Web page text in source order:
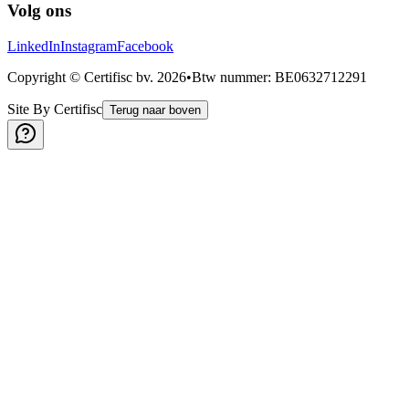
Volg ons
LinkedInInstagramFacebook
Copyright © Certifisc bv. 2026•Btw nummer: BE0632712291
Site By Certifisc Terug naar boven